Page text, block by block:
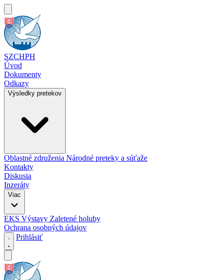
SZCHPH
Úvod
Dokumenty
Odkazy
Výsledky pretekov
Oblastné združenia Národné preteky a súťaže
Kontakty
Diskusia
Inzeráty
Viac
EKS Výstavy Zaletené holuby
Ochrana osobných údajov
Prihlásiť